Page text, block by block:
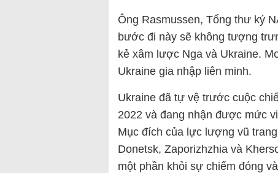
Ông Rasmussen, Tổng thư ký
bước đi này sẽ không tượng
kẻ xâm lược Nga và Ukraine.
Ukraine gia nhập liên minh.
Ukraine đã tự vệ trước cuộc
2022 và đang nhận được mức
Mục đích của lực lượng vũ
Donetsk, Zaporizhzhia và
một phần khỏi sự chiếm đóng